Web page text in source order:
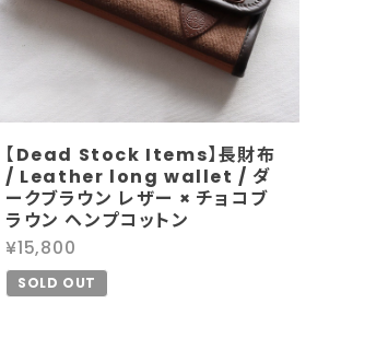
【Dead Stock Items】長財布
/ Leather long wallet / ダ
ークブラウン レザー × チョコブ
ラウン ヘンプコットン
¥15,800
SOLD OUT